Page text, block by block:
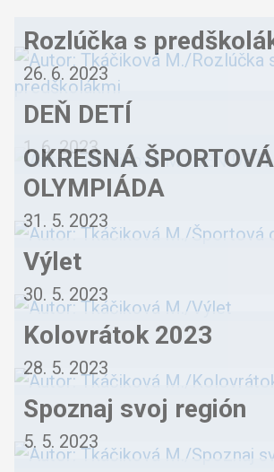
Rozlúčka s
26. 6. 2023
DEŇ DETÍ
1. 6. 2023
OKRESNÁ ŠPORTOVÁ
OLYMPIÁDA
31. 5. 2023
Výlet
30. 5. 2023
Kolovrátok 2023
28. 5. 2023
Spoznaj svoj región
5. 5. 2023